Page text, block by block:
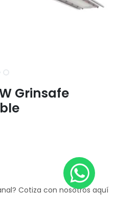
Grinsafe
Cotiza con nosotros aquí